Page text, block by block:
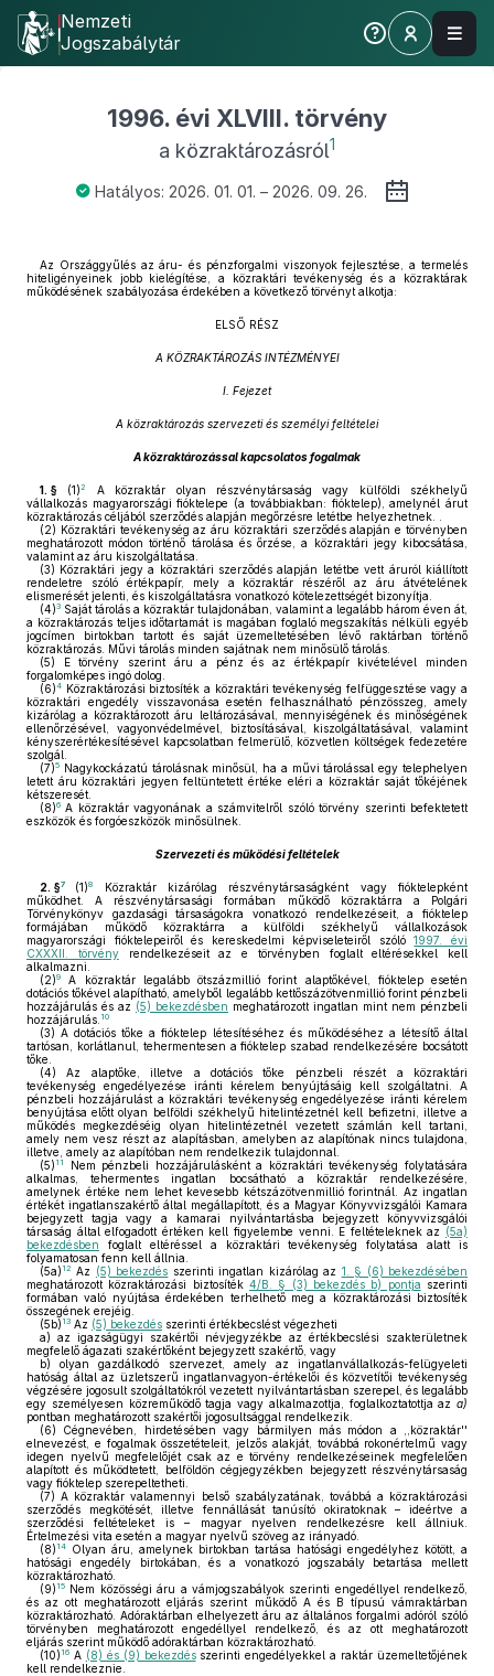
Nemzeti
Jogszabálytár
1996. évi XLVIII. törvény
a közraktározásról1
Hatályos: 2026. 01. 01. – 2026. 09. 26.
Az Országgyűlés az áru- és pénzforgalmi viszonyok fejlesztése, a termelés
hiteligényeinek jobb kielégítése, a közraktári tevékenység és a közraktárak
működésének szabályozása érdekében a következő törvényt alkotja:
ELSŐ RÉSZ
A KÖZRAKTÁROZÁS INTÉZMÉNYEI
I. Fejezet
A közraktározás szervezeti és személyi feltételei
A közraktározással kapcsolatos fogalmak
1. § (1)2
A közraktár olyan részvénytársaság vagy külföldi székhelyű
vállalkozás magyarországi fióktelepe (a továbbiakban: fióktelep), amelynél árut
közraktározás céljából szerződés alapján megőrzésre letétbe helyezhetnek. .
(2) Közraktári tevékenység az áru közraktári szerződés alapján e törvényben
meghatározott módon történő tárolása és őrzése, a közraktári jegy kibocsátása,
valamint az áru kiszolgáltatása.
(3) Közraktári jegy a közraktári szerződés alapján letétbe vett áruról kiállított
rendeletre szóló értékpapír, mely a közraktár részéről az áru átvételének
elismerését jelenti, és kiszolgáltatásra vonatkozó kötelezettségét bizonyítja.
(4)3 Saját tárolás a közraktár tulajdonában, valamint a legalább három éven át,
a közraktározás teljes időtartamát is magában foglaló megszakítás nélküli egyéb
jogcímen birtokban tartott és saját üzemeltetésében lévő raktárban történő
közraktározás. Művi tárolás minden sajátnak nem minősülő tárolás.
(5) E törvény szerint áru a pénz és az értékpapír kivételével minden
forgalomképes ingó dolog.
(6)4 Közraktározási biztosíték a közraktári tevékenység felfüggesztése vagy a
közraktári engedély visszavonása esetén felhasználható pénzösszeg, amely
kizárólag a közraktározott áru leltározásával, mennyiségének és minőségének
ellenőrzésével, vagyonvédelmével, biztosításával, kiszolgáltatásával, valamint
kényszerértékesítésével kapcsolatban felmerülő, közvetlen költségek fedezetére
szolgál.
(7)5 Nagykockázatú tárolásnak minősül, ha a művi tárolással egy telephelyen
letett áru közraktári jegyen feltüntetett értéke eléri a közraktár saját tőkéjének
kétszeresét.
(8)6 A közraktár vagyonának a számvitelről szóló törvény szerinti befektetett
eszközök és forgóeszközök minősülnek.
Szervezeti és működési feltételek
2. §7 (1)8
Közraktár kizárólag részvénytársaságként vagy fióktelepként
működhet. A részvénytársasági formában működő közraktárra a Polgári
Törvénykönyv gazdasági társaságokra vonatkozó rendelkezéseit, a fióktelep
formájában működő közraktárra a külföldi székhelyű vállalkozások
magyarországi fióktelepeiről és kereskedelmi képviseleteiről szóló1997. évi
CXXXII. törvényrendelkezéseit az e törvényben foglalt eltérésekkel kell
alkalmazni.
(2)9
A közraktár legalább ötszázmillió forint alaptőkével, fióktelep esetén
dotációs tőkével alapítható, amelyből legalább kettőszázötvenmillió forint pénzbeli
hozzájárulás és az (5) bekezdésben meghatározott ingatlan mint nem pénzbeli
hozzájárulás. 10
(3) A dotációs tőke a fióktelep létesítéséhez és működéséhez a létesítő által
tartósan, korlátlanul, tehermentesen a fióktelep szabad rendelkezésére bocsátott
tőke.
(4) Az alaptőke, illetve a dotációs tőke pénzbeli részét a közraktári
tevékenység engedélyezése iránti kérelem benyújtásáig kell szolgáltatni. A
pénzbeli hozzájárulást a közraktári tevékenység engedélyezése iránti kérelem
benyújtása előtt olyan belföldi székhelyű hitelintézetnél kell befizetni, illetve a
működés megkezdéséig olyan hitelintézetnél vezetett számlán kell tartani,
amely nem vesz részt az alapításban, amelyben az alapítónak nincs tulajdona,
illetve, amely az alapítóban nem rendelkezik tulajdonnal.
(5) 11
Nem pénzbeli hozzájárulásként a közraktári tevékenység folytatására
alkalmas, tehermentes ingatlan bocsátható a közraktár rendelkezésére,
amelynek értéke nem lehet kevesebb kétszázötvenmillió forintnál. Az ingatlan
értékét ingatlanszakértő által megállapított, és a Magyar Könyvvizsgálói Kamara
bejegyzett tagja vagy a kamarai nyilvántartásba bejegyzett könyvvizsgálói
társaság által elfogadott értéken kell figyelembe venni. E feltételeknek az (5a)
bekezdésben foglalt eltéréssel a közraktári tevékenység folytatása alatt is
folyamatosan fenn kell állnia.
(5a) 12 Az (5) bekezdés szerinti ingatlan kizárólag az 1. § (6) bekezdésében
meghatározott közraktározási biztosíték 4/B. § (3) bekezdés b) pontja szerinti
formában való nyújtása érdekében terhelhető meg a közraktározási biztosíték
összegének erejéig.
(5b) 13 Az (5) bekezdés szerinti értékbecslést végezheti
a) az igazságügyi szakértői névjegyzékbe az értékbecslési szakterületnek
megfelelő ágazati szakértőként bejegyzett szakértő, vagy
b) olyan gazdálkodó szervezet, amely az ingatlanvállalkozás-felügyeleti
hatóság által az üzletszerű ingatlanvagyon-értékelői és közvetítői tevékenység
végzésére jogosult szolgáltatókról vezetett nyilvántartásban szerepel, és legalább
egy személyesen közreműködő tagja vagy alkalmazottja, foglalkoztatottja az a)
pontban meghatározott szakértői jogosultsággal rendelkezik.
(6) Cégnevében, hirdetésében vagy bármilyen más módon a ,,közraktár''
elnevezést, e fogalmak összetételeit, jelzős alakját, továbbá rokonértelmű vagy
idegen nyelvű megfelelőjét csak az e törvény rendelkezéseinek megfelelően
alapított és működtetett, belföldön cégjegyzékben bejegyzett részvénytársaság
vagy fióktelep szerepeltetheti.
(7) A közraktár valamennyi belső szabályzatának, továbbá a közraktározási
szerződés megkötését, illetve fennállását tanúsító okiratoknak – ideértve a
szerződési feltételeket is – magyar nyelven rendelkezésre kell állniuk.
Értelmezési vita esetén a magyar nyelvű szöveg az irányadó.
(8) 14
Olyan áru, amelynek birtokban tartása hatósági engedélyhez kötött, a
hatósági engedély birtokában, és a vonatkozó jogszabály betartása mellett
közraktározható.
(9) 15 Nem közösségi áru a vámjogszabályok szerinti engedéllyel rendelkező,
és az ott meghatározott eljárás szerint működő A és B típusú vámraktárban
közraktározható. Adóraktárban elhelyezett áru az általános forgalmi adóról szóló
törvényben meghatározott engedéllyel rendelkező, és az ott meghatározott
eljárás szerint működő adóraktárban közraktározható.
(10) 16 A (8) és (9) bekezdésszerinti engedélyekkel a raktár üzemeltetőjének
kell rendelkeznie.